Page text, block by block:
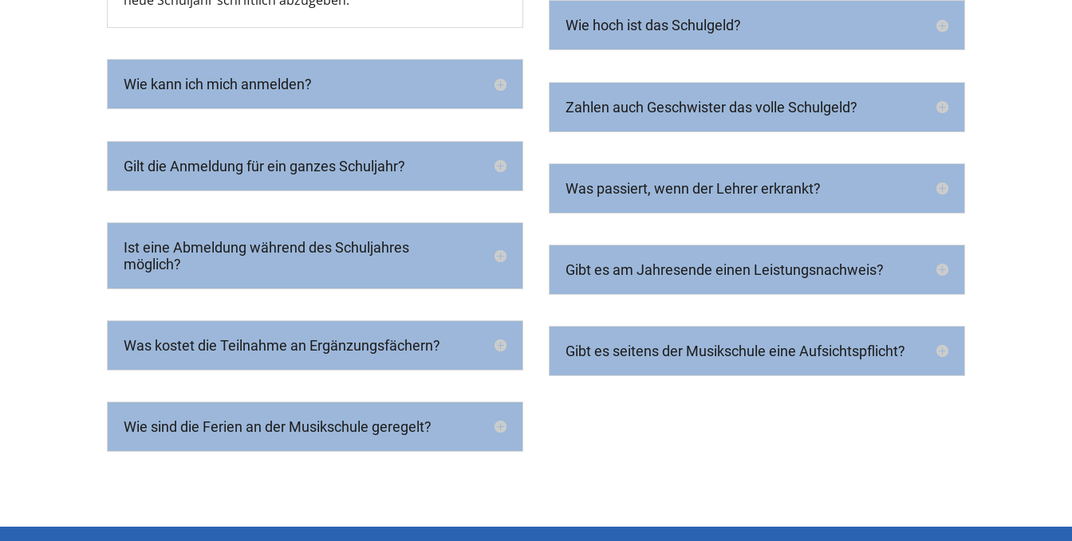
Wie kann ich mich anmelden?
Gilt die Anmeldung für ein ganzes Schuljahr?
Ist eine Abmeldung während des Schuljahres
möglich?
Was kostet die Teilnahme an Ergänzungsfächern?
Wie sind die Ferien an der Musikschule geregelt?
Wie hoch ist das Schulgeld?
Zahlen auch Geschwister das volle Schulgeld?
Was passiert, wenn der Lehrer erkrankt?
Gibt es am Jahresende einen Leistungsnachweis?
Gibt es seitens der Musikschule eine Aufsichtspflicht?